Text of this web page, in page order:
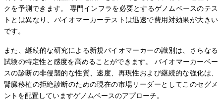
クを予測できます。 専門インフラを必要とするゲノムベースのテス
トとは異なり、バイオマーカーテストは迅速で費用対効果が大きい
です。
また、継続的な研究による新規バイオマーカーの識別は、さらなる
試験の特定性と感度を高めることができます。 バイオマーカーベー
スの診断の非侵襲的な性質、速度、再現性および継続的な強化は、
腎臓移植の拒絶診断のための現在の市場リーダーとしてこのセグメ
ントを配置していますゲノムベースのアプローチ。